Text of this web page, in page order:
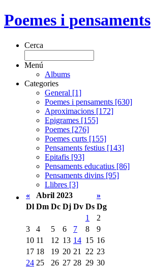
Poemes i pensaments
Cerca
Menú
Albums
Categories
General [1]
Poemes i pensaments [630]
Aproximacions [172]
Epigrames [155]
Poemes [276]
Poemes curts [155]
Pensaments festius [143]
Epitafis [93]
Pensaments educatius [86]
Pensaments divins [95]
Llibres [3]
«
Abril 2023
»
Dl Dm Dc Dj Dv Ds Dg
1
2
3
4 5 6 7 8
9
10 11 12 13 14 15 16
17 18 19 20 21 22 23
24 25 26 27 28 29 30